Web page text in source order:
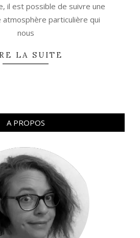
il est possible de suivre une
atmosphère particulière qui
nous
LA SUITE
A PROPOS